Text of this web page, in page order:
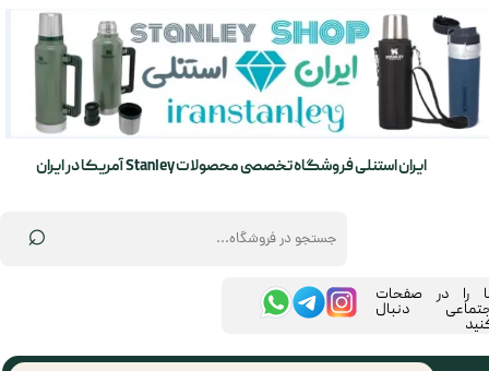
⌕
ایران استنلی فروشگاه تخصصی محصولات Stanley آمریکا در ایران
حساب کاربری من
تغییر گذر واژه
را در صفحات
دنبال